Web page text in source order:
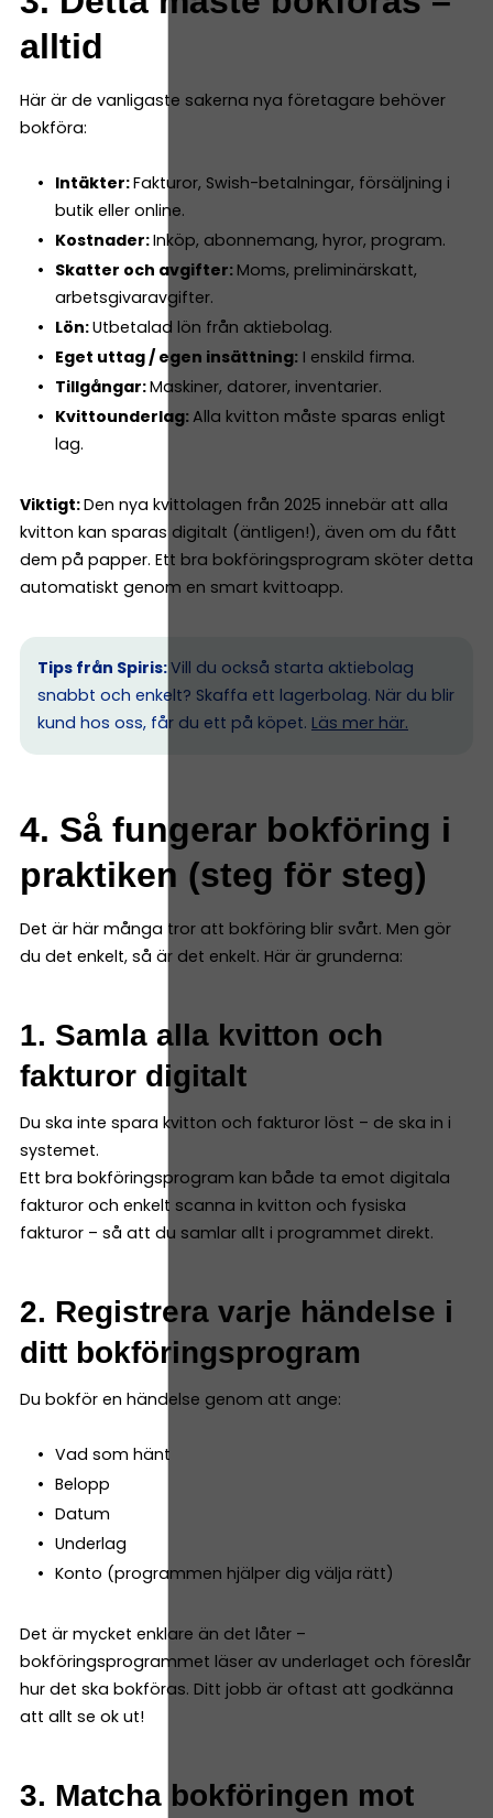
alltid
Här är de vanligaste sakerna nya företagare behöver
bokföra:
Intäkter:Fakturor, Swish-betalningar, försäljning i
butik eller online.
Kostnader:Inköp, abonnemang, hyror, program.
Skatter och avgifter: Moms, preliminärskatt,
arbetsgivaravgifter.
Lön:Utbetalad lön från aktiebolag.
Eget uttag / egen insättning:I enskild firma.
Tillgångar:Maskiner, datorer, inventarier.
Kvittounderlag:Alla kvitton måste sparas enligt
lag.
Viktigt:Den nya kvittolagen från 2025 innebär att alla
kvitton kan sparas digitalt (äntligen!), även om du fått
dem på papper. Ett bra bokföringsprogram sköter detta
automatiskt genom en smart kvittoapp.
Tips från Spiris:Vill du också starta aktiebolag
snabbt och enkelt? Skaffa ett lagerbolag. När du blir
kund hos oss, får du ett på köpet. Läs mer här.
4. Så fungerar bokföring i
praktiken (steg för steg)
Det är här många tror att bokföring blir svårt. Men gör
du det enkelt, så är det enkelt. Här är grunderna:
1. Samla alla kvitton och
fakturor digitalt
Du ska inte spara kvitton och fakturor löst – de ska in i
systemet.
Ett bra bokföringsprogram kan både ta emot digitala
fakturor och enkelt scanna in kvitton och fysiska
fakturor – så att du samlar allt i programmet direkt.
2. Registrera varje händelse i
ditt bokföringsprogram
Du bokför en händelse genom att ange:
Vad som hänt
Belopp
Datum
Underlag
Konto (programmen hjälper dig välja rätt)
Det är mycket enklare än det låter –
bokföringsprogrammet läser av underlaget och föreslår
hur det ska bokföras. Ditt jobb är oftast att godkänna
att allt se ok ut!
3. Matcha bokföringen mot